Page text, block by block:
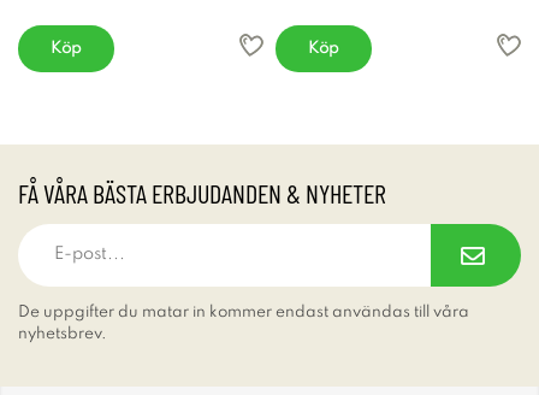
Köp Köp
FÅ VÅRA BÄSTA ERBJUDANDEN & NYHETER
De uppgifter du matar in kommer endast användas till våra
nyhetsbrev.